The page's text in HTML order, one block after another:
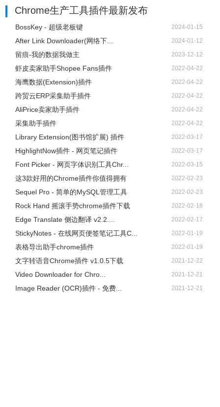
Chrome生产工具插件最新发布
BossKey - 超级老板键 2024-01-15
After Link Downloader(网络下... 2024-01-12
留痕-我的数据我做主 2023-12-12
虾皮卖家助手Shopee Fans插件 2022-04-22
海鹰数据(Extension)插件 2022-04-22
跨贸云ERP采集助手插件 2022-04-22
AliPrice卖家助手插件 2022-04-22
采集助手插件 2022-04-22
Library Extension(图书馆扩展) 插件 2022-03-17
HighlightNow插件 - 网页笔记插件 2022-03-17
Font Picker - 网页字体识别工具Chr... 2022-03-15
这3款好用的Chrome插件你值得拥有 2022-02-23
Sequel Pro - 简单的MySQL管理工具 2022-02-23
Rock Hand 摇滚手势chrome插件下载 2022-02-18
Edge Translate 侧边翻译 v2.2.... 2022-02-17
StickyNotes - 在线网页便签笔记工具C... 2022-01-19
表格导出助手chrome插件 2022-01-19
文字转语音Chrome插件 v1.0.5下载 2021-12-22
Video Downloader for Chro... 2021-12-21
Image Reader (OCR)插件 - 免费... 2021-12-21